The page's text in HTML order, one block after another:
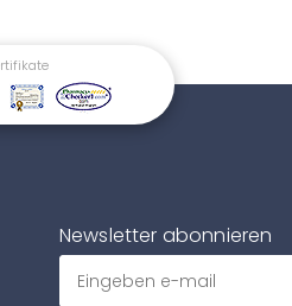
Newsletter abonnieren